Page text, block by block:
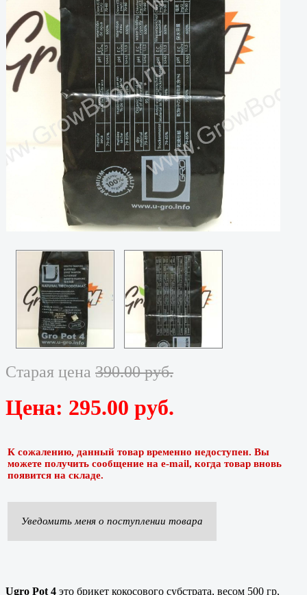
Старая цена 390.00 руб.
Цена: 295.00 руб.
К сожалению, данный товар временно недоступен. Вы
можете получить сообщение на e-mail, когда товар вновь
появится на складе.
Уведомить меня о поступлении товара
Ugro Pot 4 это брикет кокосового субстрата, весом 500 гр,